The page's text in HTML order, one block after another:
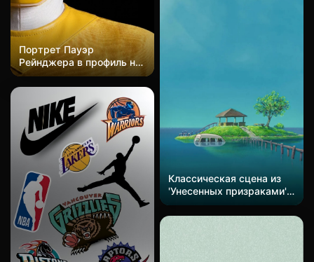
розовый, черный, белый
и желтый.
Портрет Пауэр
Рейнджера в профиль на
фоне чисто черного фона,
состав почти идентичен
его синему собрату, но в
желтой цветовой гамме.
Шлем блестящего
желтого и белого цвета с
отражающим черным
визором и маленьким
золотым треугольным
эмблемой. В верхней
части шлема появляется
голубой голографический
дисплей. Костюм имеет
белый высокий воротник
и подходящую желтую
Классическая сцена из
'Унесенных призраками'
Хаяо Миядзаки
воссоздана. На зеленом